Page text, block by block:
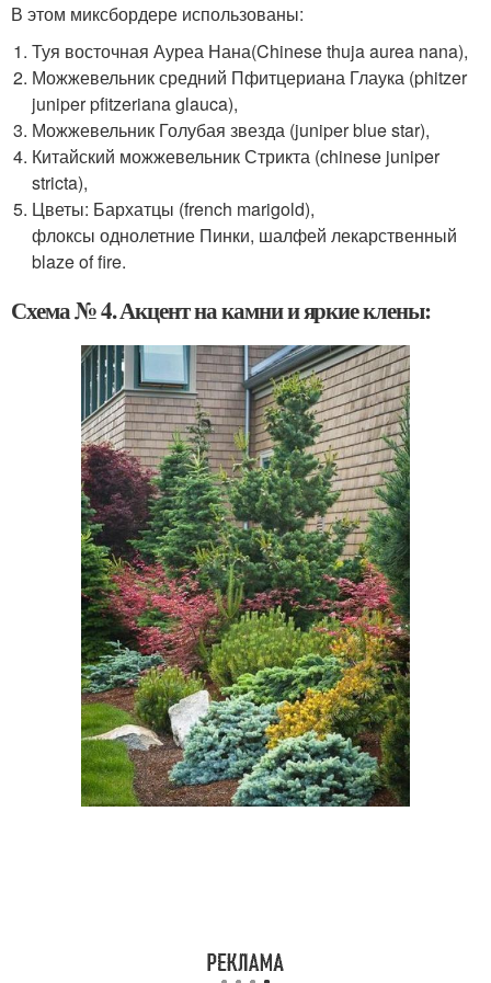
В этом миксбордере использованы:
Туя восточная Ауреа Нана(Chinese thuja aurea nana),
Можжевельник средний Пфитцериана Глаука (phitzer
juniper pfitzeriana glauca),
Можжевельник Голубая звезда (juniper blue star),
Китайский можжевельник Стрикта (chinese juniper
stricta),
Цветы: Бархатцы (french marigold),
флоксы однолетние Пинки, шалфей лекарственный
blaze of fire.
Схема № 4. Акцент на камни и яркие клены: